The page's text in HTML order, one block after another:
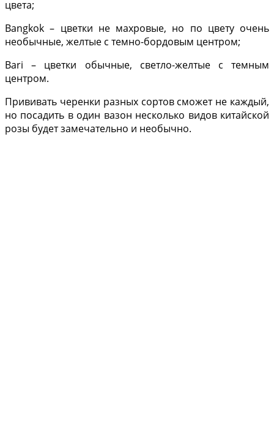
цвета;
Bangkok – цветки не махровые, но по цвету очень
необычные, желтые с темно-бордовым центром;
Bari – цветки обычные, светло-желтые с темным
центром.
Прививать черенки разных сортов сможет не каждый,
но посадить в один вазон несколько видов китайской
розы будет замечательно и необычно.